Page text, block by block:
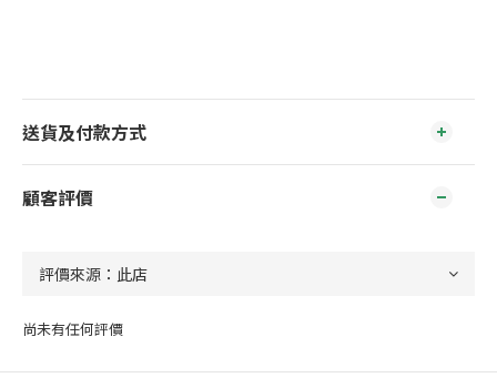
送貨及付款方式
顧客評價
尚未有任何評價